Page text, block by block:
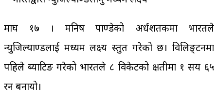
माघ १७ । मनिष पाण्डेको अर्धशतकमा भारतले
न्युजिल्याण्डलाई मध्यम लक्ष्य प्रस्तुत गरेको छ। विलिङ्टनमा
पहिले ब्याटिङ गरेको भारतले ८ विकेटको क्षतीमा १ सय ६५
रन बनायो।